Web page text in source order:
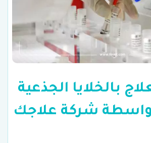
بالخلايا الجذعية
شركة علاجك